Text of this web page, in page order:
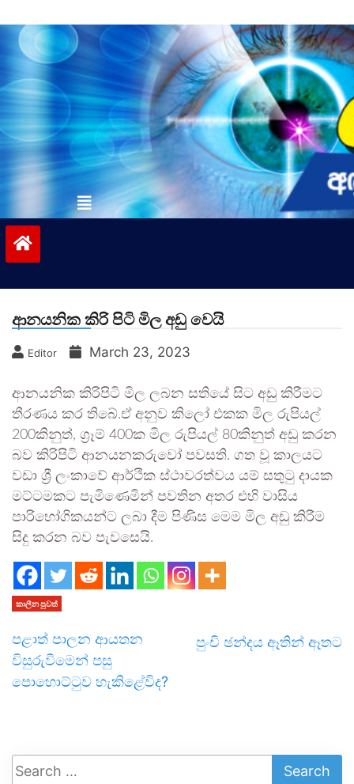
to
contentvinivida.lk
ආනයනික කිරි පිටි මිල අඩු වෙයි
Editor March 23, 2023
ආනයනික කිරිපිටි මිල ලබන සතියේ සිට අඩු කිරීමට
තීරණය කර තිබේ.ඒ අනුව කිලෝ එකක මිල රුපියල්
200කිනුත්, ග්‍රෑම් 400ක මිල රුපියල් 80කිනුත් අඩු කරන
බව කිරිපිටි ආනයනකරුවෝ පවසති. ගත වූ කාලයට
වඩා ශ්‍රී ලංකාවේ ආර්ථික ස්ථාවරත්වය යම් සතුටු දායක
මට්ටමකට පැමිණෙමින් පවතින අතර එහි වාසිය
පාරිභෝගිකයන්ට ලබා දීම පිණිස මෙම මිල අඩු කිරීම
සිදු කරන බව පැවසෙයි.
කාලීන පුවත්
පළාත් පාලන ආයතන
විසුරුවීමෙන් පසු
පොහොට්ටුව හැකිළේවිද?
පුංචි ඡන්දය ඈතින් ඈතට